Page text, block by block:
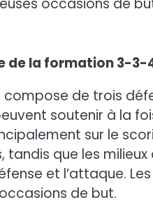
occasions de
de la formation 3-3-
de trois
soutenir à la
sur le
tandis que les
et l’attaque.
de but.